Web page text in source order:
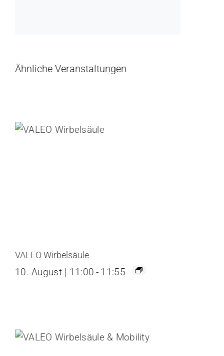
Ähnliche Veranstaltungen
VALEO Wirbelsäule
10. August | 11:00 - 11:55